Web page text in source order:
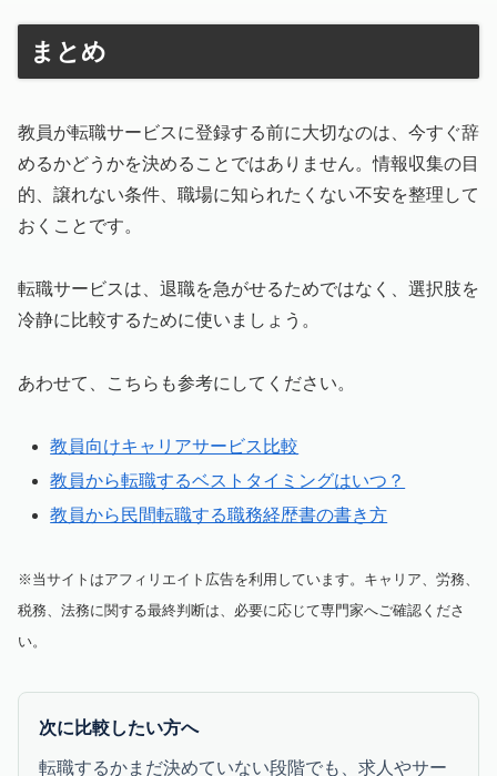
まとめ
教員が転職サービスに登録する前に大切なのは、今すぐ辞
めるかどうかを決めることではありません。情報収集の目
的、譲れない条件、職場に知られたくない不安を整理して
おくことです。
転職サービスは、退職を急がせるためではなく、選択肢を
冷静に比較するために使いましょう。
あわせて、こちらも参考にしてください。
教員向けキャリアサービス比較
教員から転職するベストタイミングはいつ？
教員から民間転職する職務経歴書の書き方
※当サイトはアフィリエイト広告を利用しています。キャリア、労務、
税務、法務に関する最終判断は、必要に応じて専門家へご確認くださ
い。
次に比較したい方へ
転職するかまだ決めていない段階でも、求人やサー